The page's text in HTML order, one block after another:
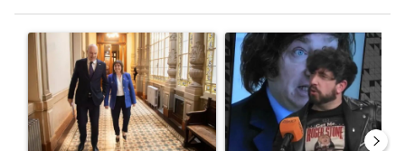
Un artículo de tendencia con el título "El Gobierno cedió en
Un artículo de tendencia con